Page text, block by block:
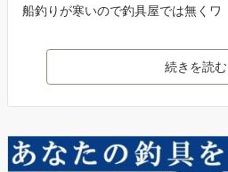
船釣りが寒いので釣具屋では無くワ
続きを読む